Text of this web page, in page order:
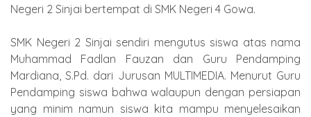
Negeri 2 Sinjai bertempat di SMK Negeri 4 Gowa.
SMK Negeri 2 Sinjai sendiri mengutus siswa atas nama
Muhammad Fadlan Fauzan dan Guru Pendamping
Mardiana, S.Pd. dari Jurusan MULTIMEDIA. Menurut Guru
Pendamping siswa bahwa walaupun dengan persiapan
yang minim namun siswa kita mampu menyelesaikan